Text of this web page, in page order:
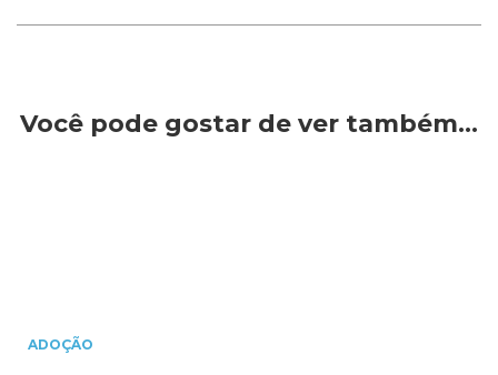
Você pode gostar de ver também…
ADOÇÃO